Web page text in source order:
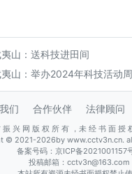
山：送科技进田间
山：举办2024年科技活动
们 合作伙伴 法律顾问
振 兴 网 版 权 所 有 ，未 经 书 面 授
© 2021-2026by www.cctv3n.cn.
备案号码： 京ICP备2021001157
投稿邮箱：cctv3n@163.com